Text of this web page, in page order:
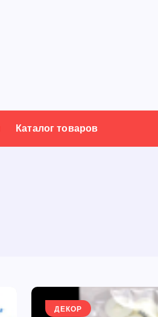
Каталог товаров
ДЕКОР